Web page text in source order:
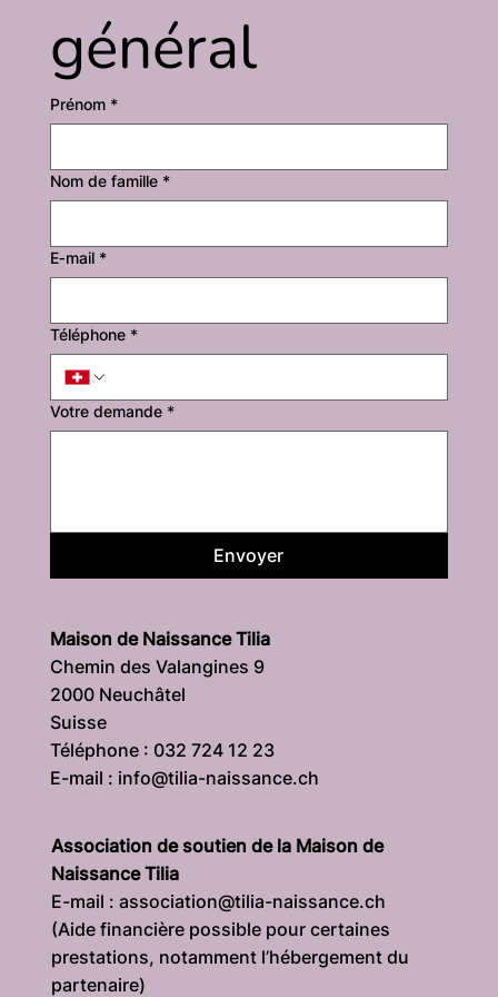
général
Prénom *
Nom de famille *
E‑mail *
Téléphone *
Votre demande *
Envoyer
Maison de Naissance Tilia
Chemin des Valangines 9
2000 Neuchâtel
Suisse
Téléphone : 032 724 12 23
E-mail : info@tilia-naissance.ch
Association de soutien de la Maison de
Naissance Tilia
E-mail : association@tilia-naissance.ch
(Aide financière possible pour certaines
prestations, notamment l’hébergement du
partenaire)